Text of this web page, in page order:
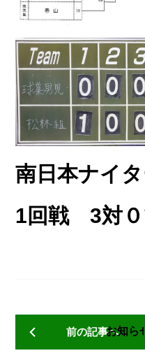
南日本ナイ
1回戦 3対
前の記事へお知ら